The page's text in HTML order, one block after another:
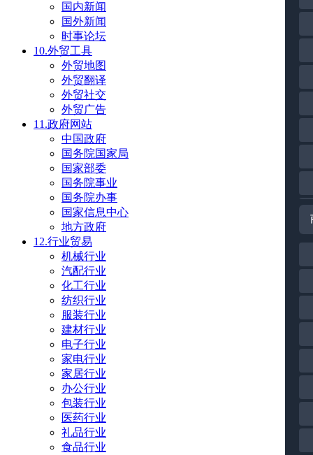
国内新闻
国外新闻
时事论坛
10.外贸工具
外贸地图
外贸翻译
外贸社交
外贸广告
11.政府网站
中国政府
国务院国家局
国家部委
国务院事业
国务院办事
国家信息中心
地方政府
12.行业贸易
机械行业
汽配行业
化工行业
纺织行业
服装行业
建材行业
电子行业
家电行业
家居行业
办公行业
包装行业
医药行业
礼品行业
食品行业